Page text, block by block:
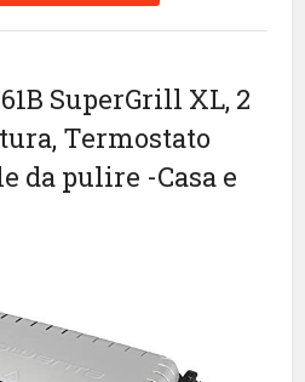
SuperGrill XL, 2
Termostato
da pulire -Casa e